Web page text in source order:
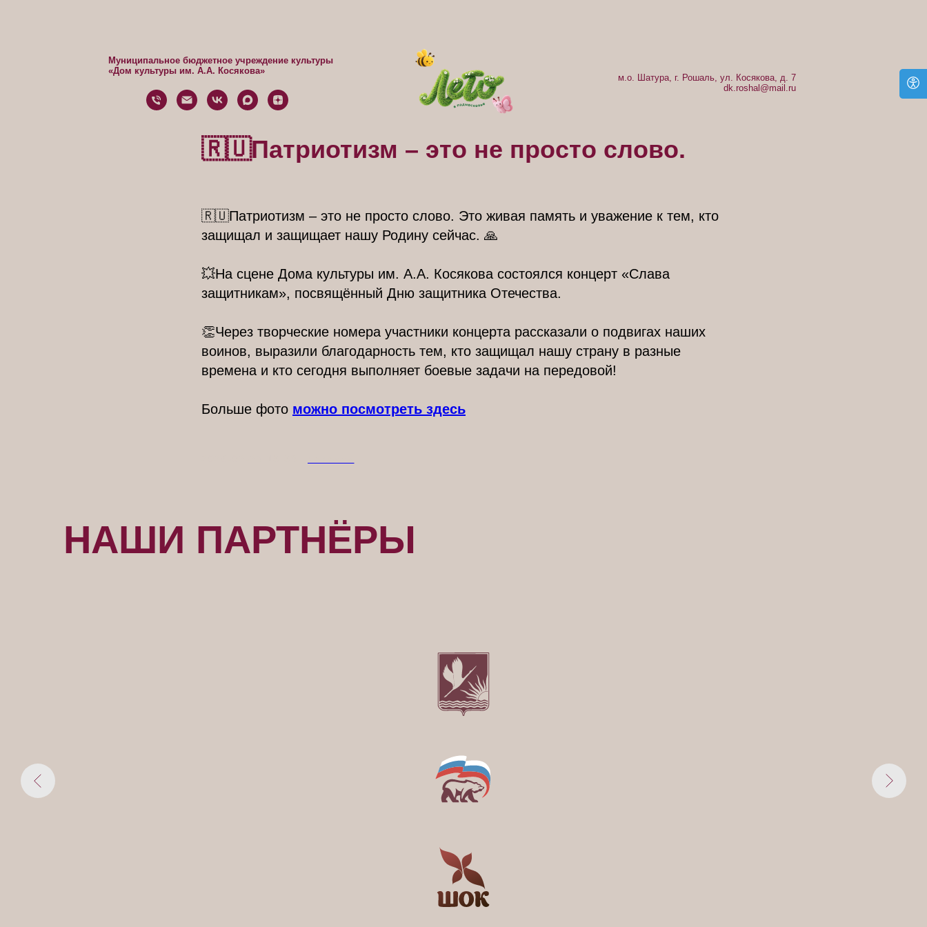
Муниципальное бюджетное учреждение культуры
«Дом культуры им. А.А. Косякова»
м.о. Шатура, г. Рошаль, ул. Косякова, д. 7
dk.roshal@mail.ru
🇷🇺Патриотизм – это не просто слово.
🇷🇺Патриотизм – это не просто слово. Это живая память и уважение к тем, кто
защищал и защищает нашу Родину сейчас. 🙏
💥На сцене Дома культуры им. А.А. Косякова состоялся концерт «Слава
защитникам», посвящённый Дню защитника Отечества.
👏Через творческие номера участники концерта рассказали о подвигах наших
воинов, выразили благодарность тем, кто защищал нашу страну в разные
времена и кто сегодня выполняет боевые задачи на передовой!
Больше фото можно посмотреть здесь
НАШИ ПАРТНЁРЫ